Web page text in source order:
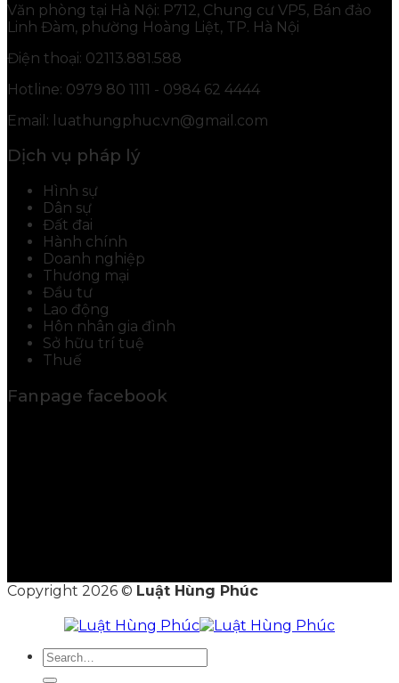
Văn phòng tại Hà Nội: P712, Chung cư VP5, Bán đảo
Linh Đàm, phường Hoàng Liệt, TP. Hà Nội
Điện thoại: 02113.881.588
Hotline: 0979 80 1111 - 0984 62 4444
Email: luathungphuc.vn@gmail.com
Dịch vụ pháp lý
Hình sự
Dân sự
Đất đai
Hành chính
Doanh nghiệp
Thương mại
Đầu tư
Lao động
Hôn nhân gia đình
Sở hữu trí tuệ
Thuế
Fanpage facebook
Copyright 2026 © Luật Hùng Phúc